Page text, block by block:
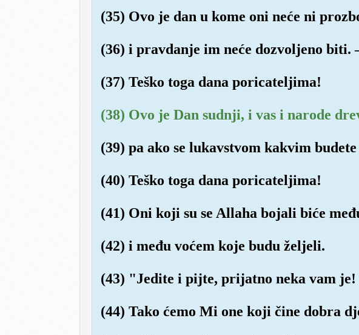
(35) Ovo je dan u kome oni neće ni
(36) i pravdanje im neće dozvoljeno biti.
(37) Teško toga dana poricateljima!
(38) Ovo je Dan sudnji, i vas i narode
(39) pa ako se lukavstvom kakvim
(40) Teško toga dana poricateljima!
(41) Oni koji su se Allaha bojali biće
(42) i među voćem koje budu željeli.
(43) "Jedite i pijte, prijatno neka vam je!
(44) Tako ćemo Mi one koji čine dobra